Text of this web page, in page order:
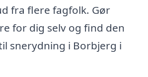
fra flere fagfolk. Gør
for dig selv og find den
snerydning i Borbjerg i